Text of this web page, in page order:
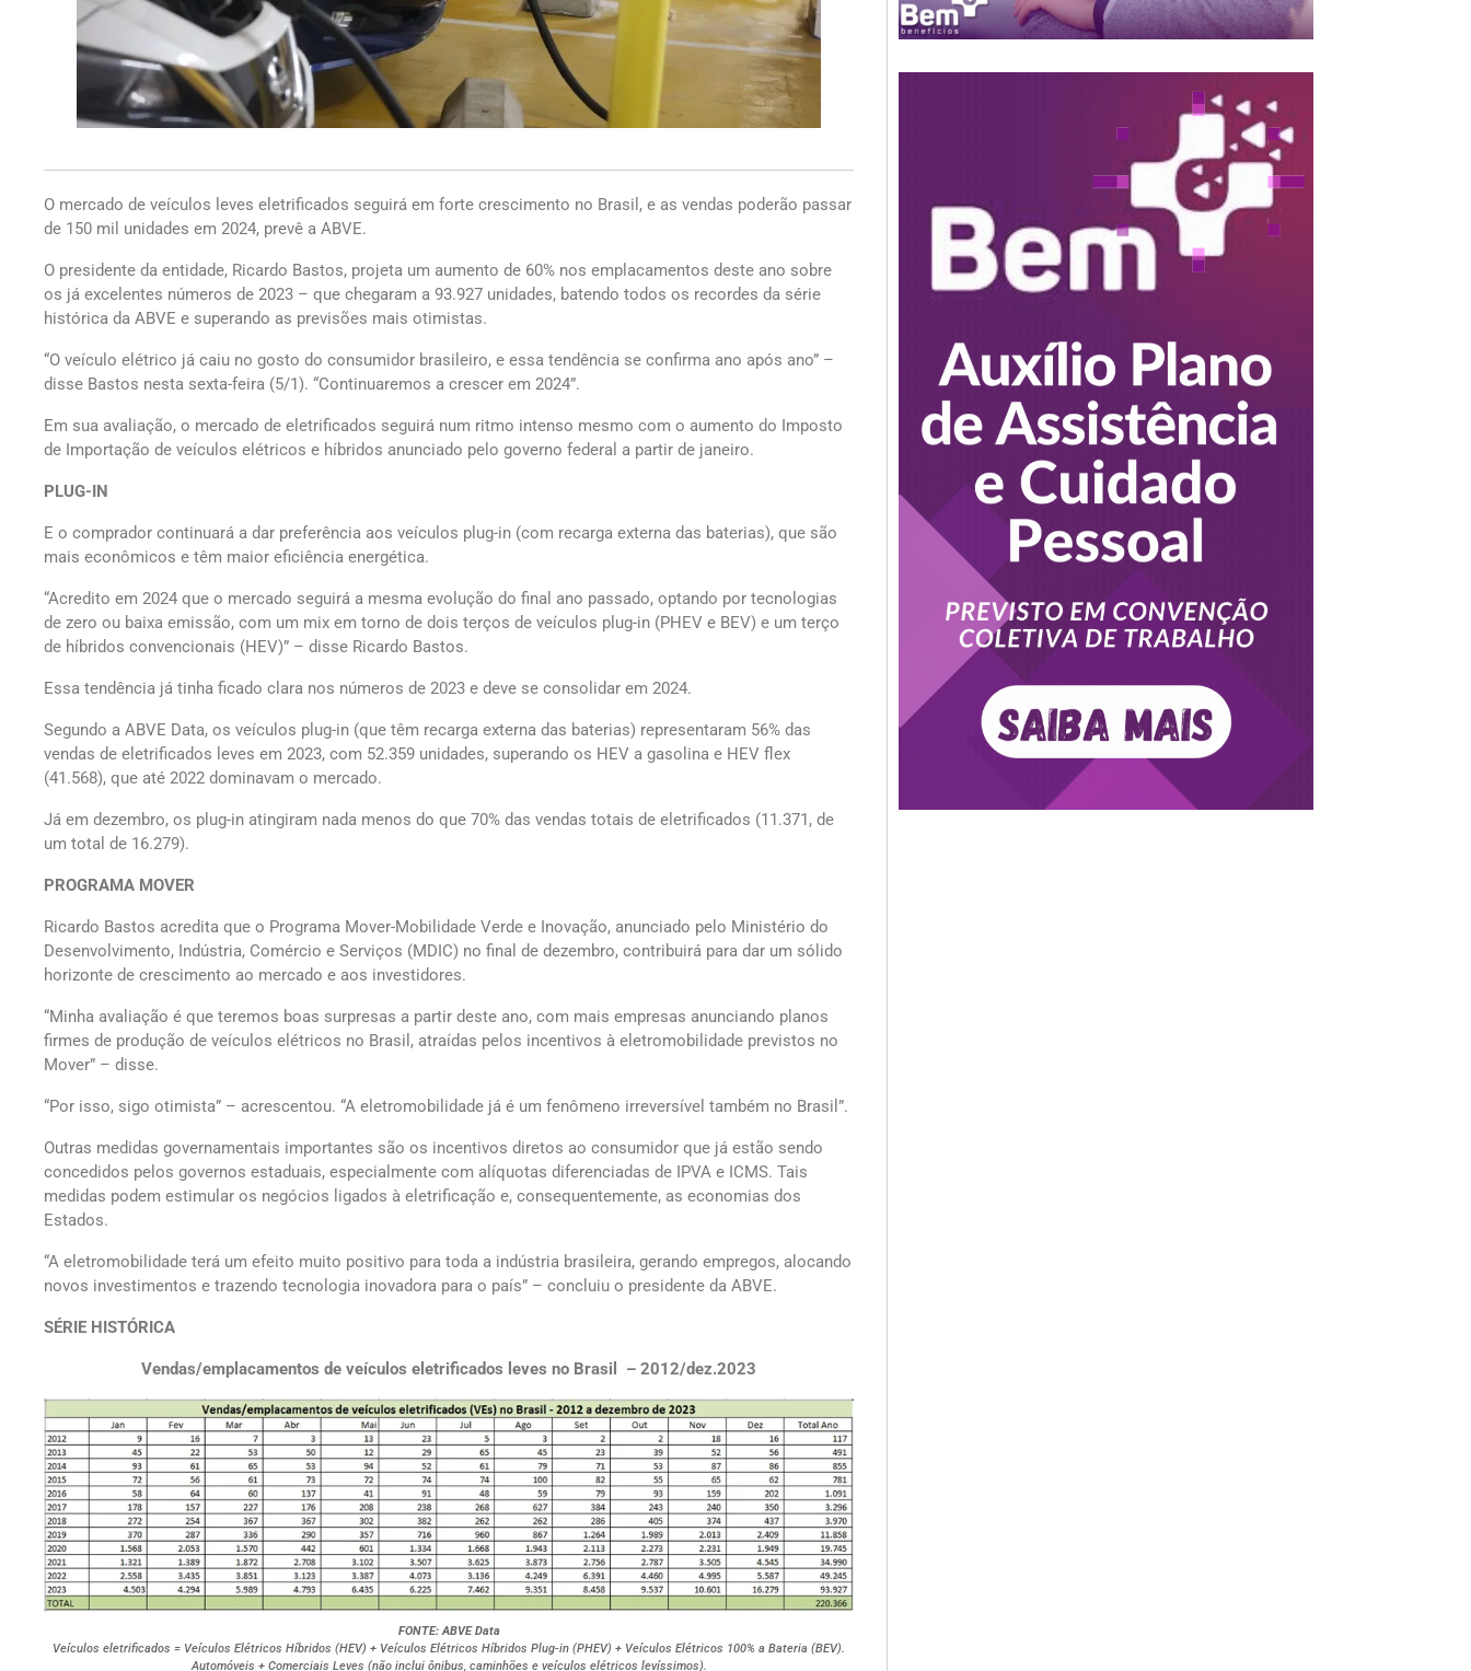
O mercado de veículos leves eletrificados seguirá em forte crescimento no Brasil, e as vendas poderão passar
de 150 mil unidades em 2024, prevê a ABVE.
O presidente da entidade, Ricardo Bastos, projeta um aumento de 60% nos emplacamentos deste ano sobre
os já excelentes números de 2023 – que chegaram a 93.927 unidades, batendo todos os recordes da série
histórica da ABVE e superando as previsões mais otimistas.
“O veículo elétrico já caiu no gosto do consumidor brasileiro, e essa tendência se confirma ano após ano” –
disse Bastos nesta sexta-feira (5/1). “Continuaremos a crescer em 2024”.
Em sua avaliação, o mercado de eletrificados seguirá num ritmo intenso mesmo com o aumento do Imposto
de Importação de veículos elétricos e híbridos anunciado pelo governo federal a partir de janeiro.
PLUG-IN
E o comprador continuará a dar preferência aos veículos plug-in (com recarga externa das baterias), que são
mais econômicos e têm maior eficiência energética.
“Acredito em 2024 que o mercado seguirá a mesma evolução do final ano passado, optando por tecnologias
de zero ou baixa emissão, com um mix em torno de dois terços de veículos plug-in (PHEV e BEV) e um terço
de híbridos convencionais (HEV)” – disse Ricardo Bastos.
Essa tendência já tinha ficado clara nos números de 2023 e deve se consolidar em 2024.
Segundo a ABVE Data, os veículos plug-in (que têm recarga externa das baterias) representaram 56% das
vendas de eletrificados leves em 2023, com 52.359 unidades, superando os HEV a gasolina e HEV flex
(41.568), que até 2022 dominavam o mercado.
Já em dezembro, os plug-in atingiram nada menos do que 70% das vendas totais de eletrificados (11.371, de
um total de 16.279).
PROGRAMA MOVER
Ricardo Bastos acredita que o Programa Mover-Mobilidade Verde e Inovação, anunciado pelo Ministério do
Desenvolvimento, Indústria, Comércio e Serviços (MDIC) no final de dezembro, contribuirá para dar um sólido
horizonte de crescimento ao mercado e aos investidores.
“Minha avaliação é que teremos boas surpresas a partir deste ano, com mais empresas anunciando planos
firmes de produção de veículos elétricos no Brasil, atraídas pelos incentivos à eletromobilidade previstos no
Mover” – disse.
“Por isso, sigo otimista” – acrescentou. “A eletromobilidade já é um fenômeno irreversível também no Brasil”.
Outras medidas governamentais importantes são os incentivos diretos ao consumidor que já estão sendo
concedidos pelos governos estaduais, especialmente com alíquotas diferenciadas de IPVA e ICMS. Tais
medidas podem estimular os negócios ligados à eletrificação e, consequentemente, as economias dos
Estados.
“A eletromobilidade terá um efeito muito positivo para toda a indústria brasileira, gerando empregos, alocando
novos investimentos e trazendo tecnologia inovadora para o país” – concluiu o presidente da ABVE.
SÉRIE HISTÓRICA
Vendas/emplacamentos de veículos eletrificados leves no Brasil – 2012/dez.2023
FONTE: ABVE Data
Veículos eletrificados = Veículos Elétricos Híbridos (HEV) + Veículos Elétricos Híbridos Plug-in (PHEV) + Veículos Elétricos 100% a Bateria (BEV).
Automóveis + Comerciais Leves (não inclui ônibus, caminhões e veículos elétricos levíssimos).